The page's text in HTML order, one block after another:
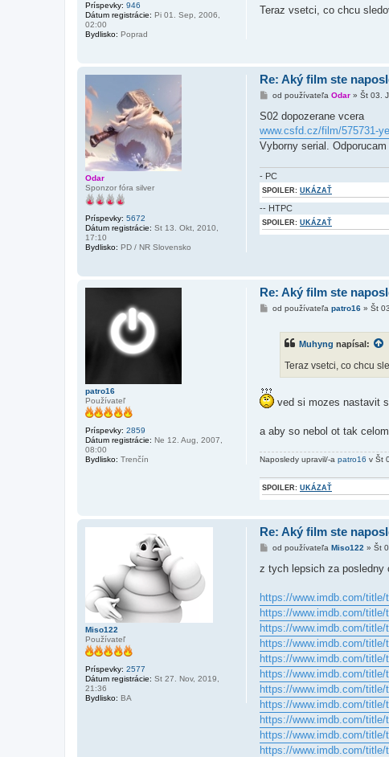
Príspevky: 946
Dátum registrácie: Pi 01. Sep, 2006,
02:00
Bydlisko: Poprad
s
Teraz vsetci, co chcu
Odar
Sponzor fóra silver
Príspevky: 5672
Dátum registrácie: St 13. Okt, 2010,
17:10
Bydlisko: PD / NR Slovensko
Re: Aký film ste
P
í
p
e
v
k
od používateľa Odar» Št 03.
S02 dopozerane vcera
www.csfd.cz/film/575731-
Vyborny serial.
- PC
SPOILER: UKÁZAŤ
-- HTPC
SPOILER: UKÁZAŤ
patro16
Používateľ
Príspevky: 2859
Dátum registrácie: Ne 12. Aug, 2007,
08:00
Bydlisko: Trenčín
Re: Aký film ste
Pod používateľa patro16» Št
Muhyng napísal:
Teraz vsetci, co chcu
ved si mozes nastavit
a aby so nebol ot tak
Naposledy upravil/-a patro16 v Št
SPOILER: UKÁZAŤ
Miso122
Používateľ
Príspevky: 2577
Dátum registrácie: St 27. Nov, 2019,
21:36
Bydlisko: BA
Re: Aký film ste
P
í
s
e
v
o
k
od používateľa Miso122 » Št
z tych lepsich za posledny
https://www.imdb.com/title/
https://www.imdb.com/title/
https://www.imdb.com/title/
https://www.imdb.com/title/
https://www.imdb.com/title/
https://www.imdb.com/title/
https://www.imdb.com/title/
https://www.imdb.com/title/
https://www.imdb.com/title/
https://www.imdb.com/title/
https://www.imdb.com/title/